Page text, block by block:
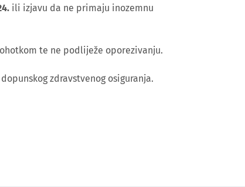
ili izjavu da ne primaju inozemnu
te ne podliježe oporezivanju.
zdravstvenog osiguranja.